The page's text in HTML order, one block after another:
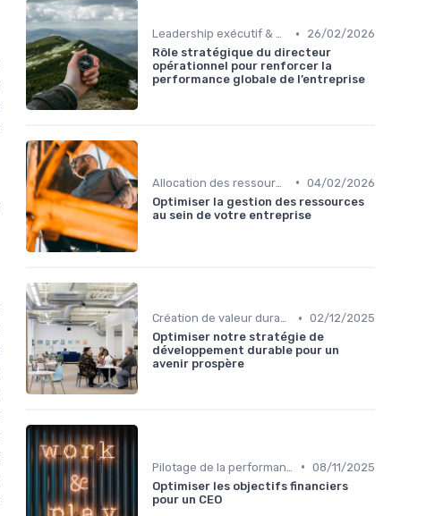
Leadership exécutif & prise de décision •
26/02/2026
Rôle stratégique du directeur
opérationnel pour renforcer la
performance globale de l’entreprise
• 04/02/2026
Optimiser la gestion des ressources
au sein de votre entreprise
Création de valeur durable • 02/12/2025
Optimiser notre stratégie de
développement durable pour un
avenir prospère
• 08/11/2025
Optimiser les objectifs financiers
pour un CEO